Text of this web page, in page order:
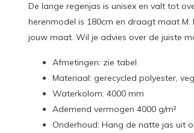
De lange regenjas is unisex en valt tot
herenmodel is 180cm en draagt maat
jouw maat. Wil je advies over de juiste
Afmetingen: zie tabel
Materiaal: gerecycled polyester,
Waterkolom: 4000 mm
Ademend vermogen 4000 g/m²
Onderhoud: Hang de natte jas uit